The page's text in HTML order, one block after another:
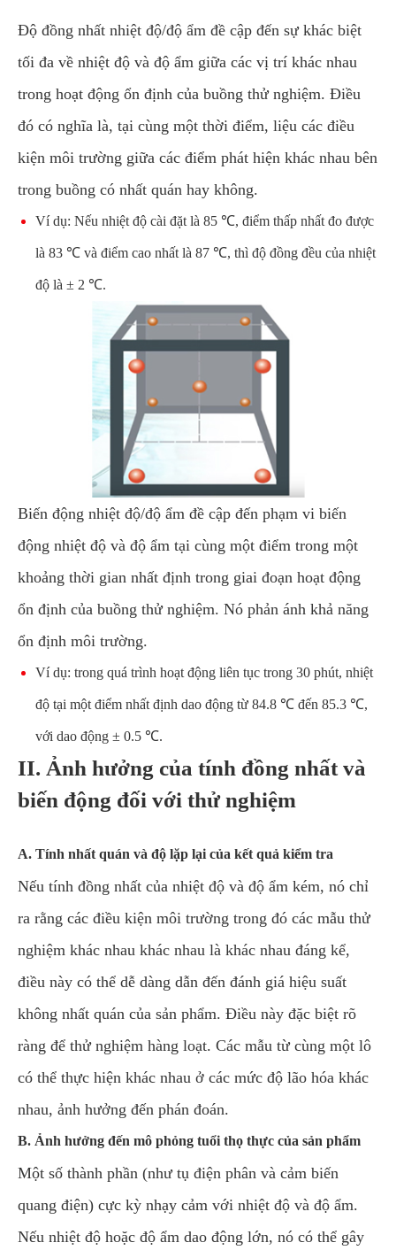
Độ đồng nhất nhiệt độ/độ ẩm đề cập đến sự khác biệt
tối đa về nhiệt độ và độ ẩm giữa các vị trí khác nhau
trong hoạt động ổn định của buồng thử nghiệm. Điều
đó có nghĩa là, tại cùng một thời điểm, liệu các điều
kiện môi trường giữa các điểm phát hiện khác nhau bên
trong buồng có nhất quán hay không.
Ví dụ: Nếu nhiệt độ cài đặt là 85 ℃, điểm thấp nhất đo được
là 83 ℃ và điểm cao nhất là 87 ℃, thì độ đồng đều của nhiệt
độ là ± 2 ℃.
Biến động nhiệt độ/độ ẩm đề cập đến phạm vi biến
động nhiệt độ và độ ẩm tại cùng một điểm trong một
khoảng thời gian nhất định trong giai đoạn hoạt động
ổn định của buồng thử nghiệm. Nó phản ánh khả năng
ổn định môi trường.
Ví dụ: trong quá trình hoạt động liên tục trong 30 phút, nhiệt
độ tại một điểm nhất định dao động từ 84.8 ℃ đến 85.3 ℃,
với dao động ± 0.5 ℃.
II. Ảnh hưởng của tính đồng nhất và
biến động đối với thử nghiệm
A. Tính nhất quán và độ lặp lại của kết quả kiểm tra
Nếu tính đồng nhất của nhiệt độ và độ ẩm kém, nó chỉ
ra rằng các điều kiện môi trường trong đó các mẫu thử
nghiệm khác nhau khác nhau là khác nhau đáng kể,
điều này có thể dễ dàng dẫn đến đánh giá hiệu suất
không nhất quán của sản phẩm. Điều này đặc biệt rõ
ràng để thử nghiệm hàng loạt. Các mẫu từ cùng một lô
có thể thực hiện khác nhau ở các mức độ lão hóa khác
nhau, ảnh hưởng đến phán đoán.
B. Ảnh hưởng đến mô phỏng tuổi thọ thực của sản phẩm
Một số thành phần (như tụ điện phân và cảm biến
quang điện) cực kỳ nhạy cảm với nhiệt độ và độ ẩm.
Nếu nhiệt độ hoặc độ ẩm dao động lớn, nó có thể gây